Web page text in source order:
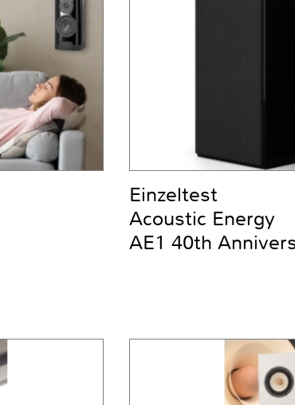
Einzeltest
Acoustic Energy
AE1 40th